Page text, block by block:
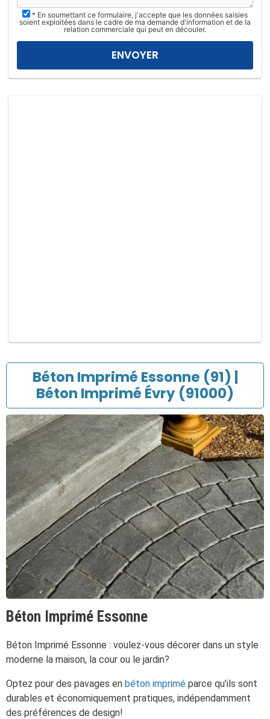
z
s
* En soumettant ce formulaire, j'accepte que les données saisies
soient exploitées dans le cadre de ma demande d'information et de la
relation commerciale qui peut en découler.
Béton Imprimé Essonne (91) |
Béton Imprimé Évry (91000)
Béton Imprimé Essonne
Béton Imprimé Essonne : voulez-vous décorer dans un style
moderne la maison, la cour ou le jardin?
Optez pour des pavages en béton imprimé parce qu’ils sont
durables et économiquement pratiques, indépendamment
des préférences de design!